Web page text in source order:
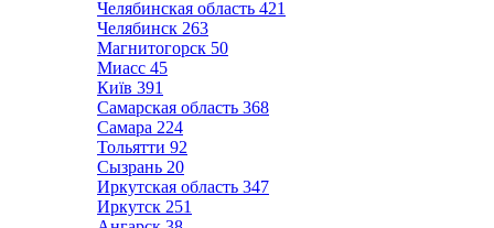
Челябинская область 421
Челябинск 263
Магнитогорск 50
Миасс 45
Київ 391
Самарская область 368
Самара 224
Тольятти 92
Сызрань 20
Иркутская область 347
Иркутск 251